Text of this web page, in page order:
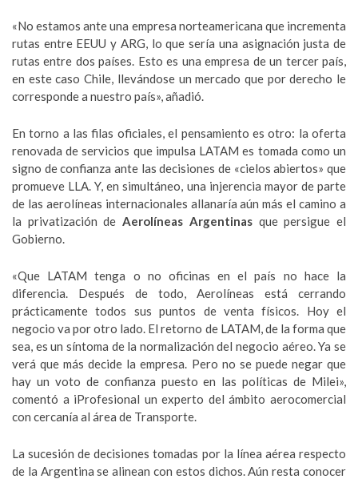
«No estamos ante una empresa norteamericana que incrementa
rutas entre EEUU y ARG, lo que sería una asignación justa de
rutas entre dos países. Esto es una empresa de un tercer país,
en este caso Chile, llevándose un mercado que por derecho le
corresponde a nuestro país», añadió.
En torno a las filas oficiales, el pensamiento es otro: la oferta
renovada de servicios que impulsa LATAM es tomada como un
signo de confianza ante las decisiones de «cielos abiertos» que
promueve LLA. Y, en simultáneo, una injerencia mayor de parte
de las aerolíneas internacionales allanaría aún más el camino a
la privatización deAerolíneas Argentinasque persigue el
Gobierno.
«Que LATAM tenga o no oficinas en el país no hace la
diferencia. Después de todo, Aerolíneas está cerrando
prácticamente todos sus puntos de venta físicos. Hoy el
negocio va por otro lado. El retorno de LATAM, de la forma que
sea, es un síntoma de la normalización del negocio aéreo. Ya se
verá que más decide la empresa. Pero no se puede negar que
hay un voto de confianza puesto en las políticas de Milei»,
comentó a iProfesional un experto del ámbito aerocomercial
con cercanía al área de Transporte.
La sucesión de decisiones tomadas por la línea aérea respecto
de la Argentina se alinean con estos dichos. Aún resta conocer